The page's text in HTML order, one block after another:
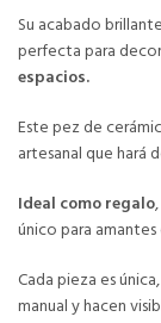
Su acabado
perfecta para
espacios.
Este pez de
artesanal que hará
Ideal como regalo
único para amantes
Cada pieza es
manual y hacen